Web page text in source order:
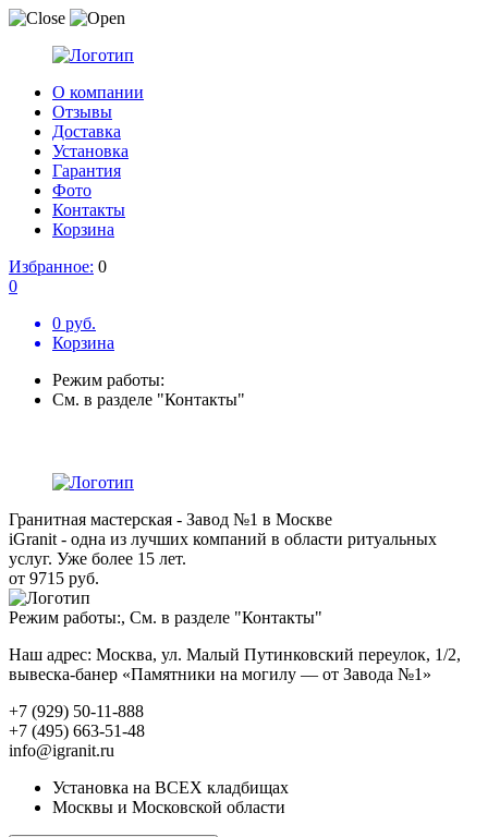
О компании
Отзывы
Доставка
Установка
Гарантия
Фото
Контакты
Корзина
Избранное: 0
0
0 руб.
Корзина
Режим работы:
См. в разделе "Контакты"
Гранитная мастерская - Завод №1 в Москве
iGranit - одна из лучших компаний в области ритуальных
услуг. Уже более 15 лет.
от 9715 руб.
Режим работы:, См. в разделе "Контакты"
Наш адрес: Москва, ул. Малый Путинковский переулок, 1/2,
вывеска-банер «Памятники на могилу — от Завода №1»
+7 (929) 50-11-888
+7 (495) 663-51-48
info@igranit.ru
Установка на ВСЕХ кладбищах
Москвы и Московской области